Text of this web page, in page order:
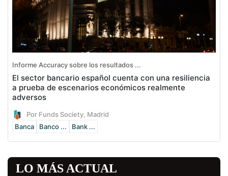
Informe Accuracy sobre los resultados ...
El sector bancario español cuenta con una resiliencia
a prueba de escenarios económicos realmente
adversos
Por Funds Society, Madrid
Banca
Banco ... Bank ...
LO MÁS ACTUAL